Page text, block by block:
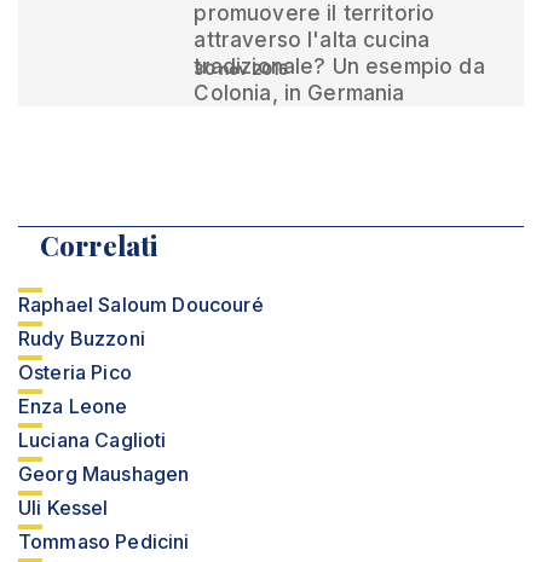
promuovere il territorio
attraverso l'alta cucina
tradizionale? Un esempio da
Colonia, in Germania
30 nov 2016
Correlati
Raphael Saloum Doucouré
Rudy Buzzoni
Osteria Pico
Enza Leone
Luciana Caglioti
Georg Maushagen
Uli Kessel
Tommaso Pedicini